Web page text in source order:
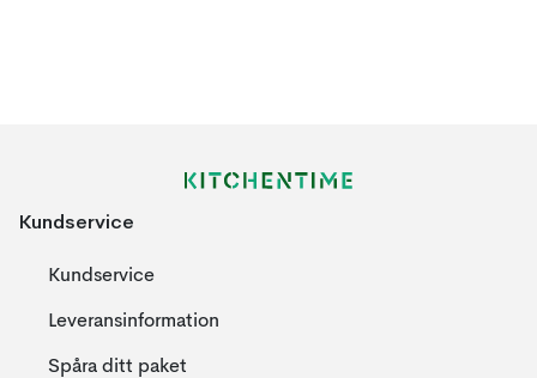
Kundservice
Kundservice
Leveransinformation
Spåra ditt paket